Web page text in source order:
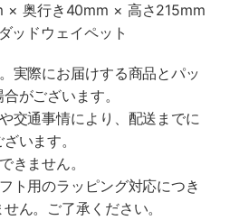
× 奥行き40mm × 高さ215mm
ッドウェイペット
実際にお届けする商品とパッ
がございます。
交通事情により、配送までに
います。
きません。
ト用のラッピング対応につき
ん。ご了承ください。